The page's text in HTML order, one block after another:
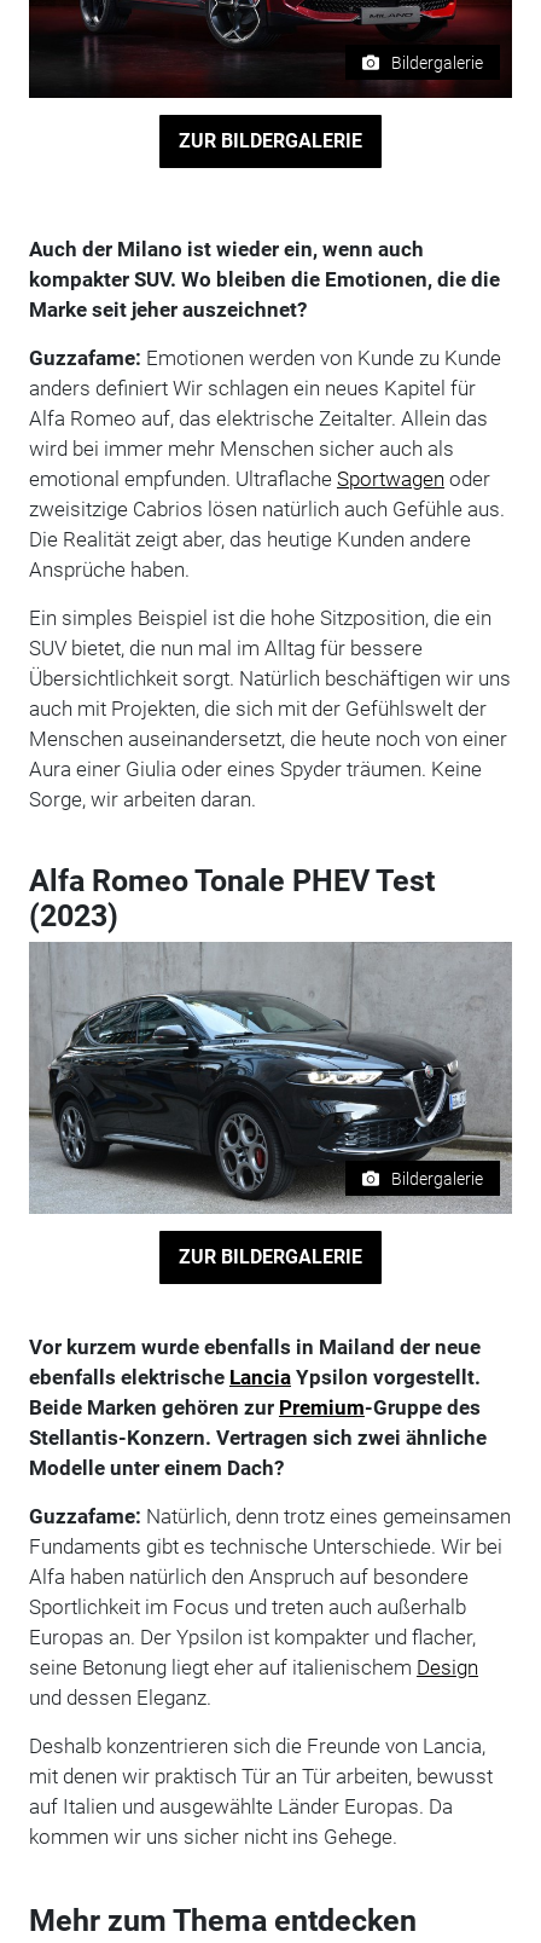
Bildergalerie
ZUR BILDERGALERIE
Auch der Milano ist wieder ein, wenn auch
kompakter SUV. Wo bleiben die Emotionen, die die
Marke seit jeher auszeichnet?
Guzzafame: Emotionen werden von Kunde zu Kunde
anders definiert Wir schlagen ein neues Kapitel für
Alfa Romeo auf, das elektrische Zeitalter. Allein das
wird bei immer mehr Menschen sicher auch als
emotional empfunden. Ultraflache Sportwagen oder
zweisitzige Cabrios lösen natürlich auch Gefühle aus.
Die Realität zeigt aber, das heutige Kunden andere
Ansprüche haben.
Ein simples Beispiel ist die hohe Sitzposition, die ein
SUV bietet, die nun mal im Alltag für bessere
Übersichtlichkeit sorgt. Natürlich beschäftigen wir uns
auch mit Projekten, die sich mit der Gefühlswelt der
Menschen auseinandersetzt, die heute noch von einer
Aura einer Giulia oder eines Spyder träumen. Keine
Sorge, wir arbeiten daran.
Alfa Romeo Tonale PHEV Test
(2023)
Bildergalerie
ZUR BILDERGALERIE
Vor kurzem wurde ebenfalls in Mailand der neue
ebenfalls elektrische LanciaYpsilon vorgestellt.
Beide Marken gehören zur Premium-Gruppe des
Stellantis-Konzern. Vertragen sich zwei ähnliche
Modelle unter einem Dach?
Guzzafame: Natürlich, denn trotz eines gemeinsamen
Fundaments gibt es technische Unterschiede. Wir bei
Alfa haben natürlich den Anspruch auf besondere
Sportlichkeit im Focus und treten auch außerhalb
Europas an. Der Ypsilon ist kompakter und flacher,
seine Betonung liegt eher auf italienischem Design
und dessen Eleganz.
Deshalb konzentrieren sich die Freunde von Lancia,
mit denen wir praktisch Tür an Tür arbeiten, bewusst
auf Italien und ausgewählte Länder Europas. Da
kommen wir uns sicher nicht ins Gehege.
Mehr zum Thema entdecken